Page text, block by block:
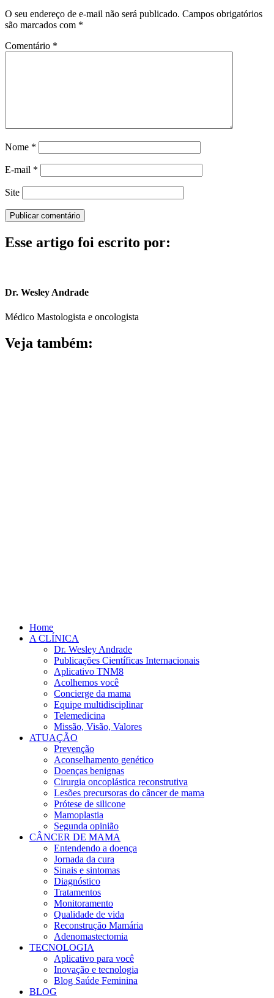
O seu endereço de e-mail não será publicado. Campos obrigatórios
são marcados com *
Comentário *
Nome *
E-mail *
Site
Esse artigo foi escrito por:
Dr. Wesley Andrade
Médico Mastologista e oncologista
Veja também:
Home
A CLÍNICA
Dr. Wesley Andrade
Publicações Científicas Internacionais
Aplicativo TNM8
Acolhemos você
Concierge da mama
Equipe multidisciplinar
Telemedicina
Missão, Visão, Valores
ATUAÇÃO
Prevenção
Aconselhamento genético
Doenças benignas
Cirurgia oncoplástica reconstrutiva
Lesões precursoras do câncer de mama
Prótese de silicone
Mamoplastia
Segunda opinião
CÂNCER DE MAMA
Entendendo a doença
Jornada da cura
Sinais e sintomas
Diagnóstico
Tratamentos
Monitoramento
Qualidade de vida
Reconstrução Mamária
Adenomastectomia
TECNOLOGIA
Aplicativo para você
Inovação e tecnologia
Blog Saúde Feminina
BLOG